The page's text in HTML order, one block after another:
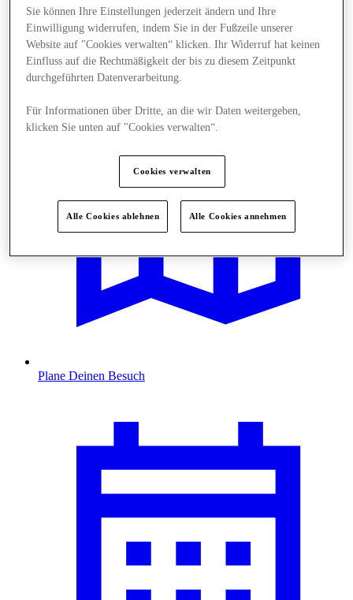
Angebote
Plane Deinen Besuch
Sie können Ihre Einstellungen jederzeit ändern und Ihre
Einwilligung widerrufen, indem Sie in der Fußzeile unserer
Website auf "Cookies verwalten“ klicken. Ihr Widerruf hat keinen
Einfluss auf die Rechtmäßigkeit der bis zu diesem Zeitpunkt
durchgeführten Datenverarbeitung.
Für Informationen über Dritte, an die wir Daten weitergeben,
klicken Sie unten auf "Cookies verwalten“.
Cookies verwalten
Alle Cookies ablehnen Alle Cookies annehmen